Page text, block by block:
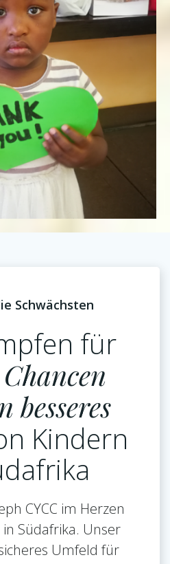
Schwächsten
für
besseres
Kindern
CYCC im Herzen
Südafrika. Unser
Umfeld für